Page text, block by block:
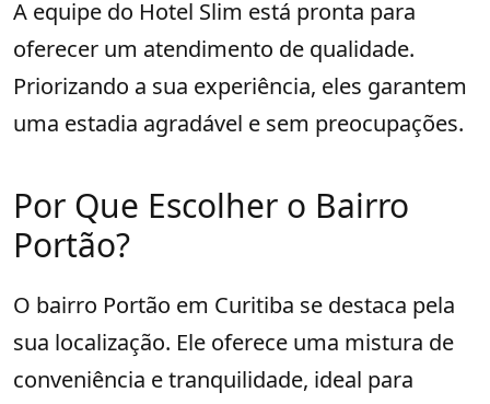
A equipe do Hotel Slim está pronta para
oferecer um atendimento de qualidade.
Priorizando a sua experiência, eles garantem
uma estadia agradável e sem preocupações.
Por Que Escolher o Bairro
Portão?
O bairro Portão em Curitiba se destaca pela
sua localização. Ele oferece uma mistura de
conveniência e tranquilidade, ideal para